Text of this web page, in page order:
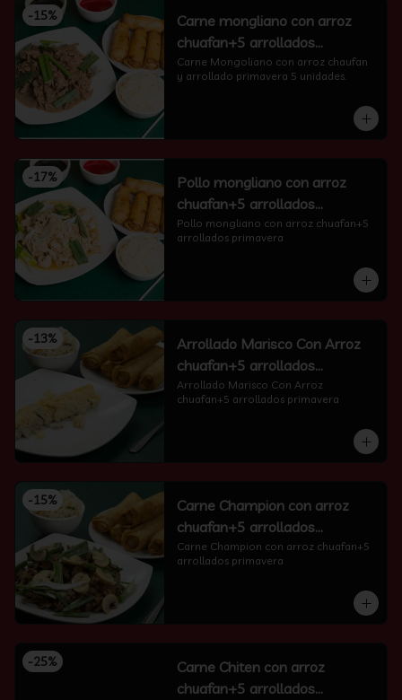
-15%
Carne mongliano con arroz
chuafan+5 arrollados
primavera
Carne Mongoliano con arroz chaufan
y arrollado primavera 5 unidades.
-17%
Pollo mongliano con arroz
chuafan+5 arrollados
primavera
Pollo mongliano con arroz chuafan+5
arrollados primavera
-13%
Arrollado Marisco Con Arroz
chuafan+5 arrollados
primavera
Arrollado Marisco Con Arroz
chuafan+5 arrollados primavera
-15%
Carne Champion con arroz
chuafan+5 arrollados
primavera
Carne Champion con arroz chuafan+5
arrollados primavera
-25%
Carne Chiten con arroz
chuafan+5 arrollados